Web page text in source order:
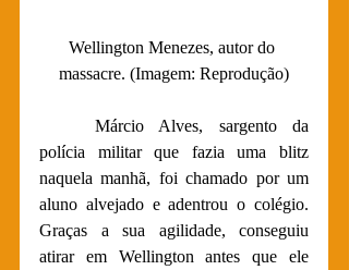
Wellington Menezes, autor do
massacre. (Imagem: Reprodução)
Márcio Alves, sargento da
polícia militar que fazia uma blitz
naquela manhã, foi chamado por um
aluno alvejado e adentrou o colégio.
Graças a sua agilidade, conseguiu
atirar em Wellington antes que ele